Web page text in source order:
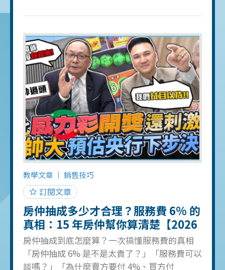
帶看、掛3個月還是沒動靜？ 591瀏覽數低於
降價後突然有房仲「帶現成客人」：99% 是假
買家套路，目的是綁委託拖時間 2026合理成交
價：看近3個月成交，不是看去年高點 本文用惠
宇南區某案真實案例（開價 2480 &rarr; 2150
&rarr; 合理區間 1900-1950），帶你完整走過台
中賣房估價流程、識破委託陷阱、定出市場願
意成交的價格。 目錄 台中賣房前必看：從591
瀏覽數判斷房市真實溫度 房仲假買家的3大委託
陷阱與識破方法 2026台中賣房估價邏輯：為什
麼去年實價登錄不準 3種屋主的具體建議：自住
等、換屋急、非賣不可 常見問題 FAQ
教學文章 銷售技巧
訂閱文章
房仲抽成多少才合理？服務費 6% 的
真相：15 年房仲幫你算清楚【2026
完整解析】
房仲抽成到底怎麼算？一次搞懂服務費的真相
「房仲抽成 6% 是不是太貴了？」「服務費可以
談嗎？」「為什麼賣方要付 4%、買方付